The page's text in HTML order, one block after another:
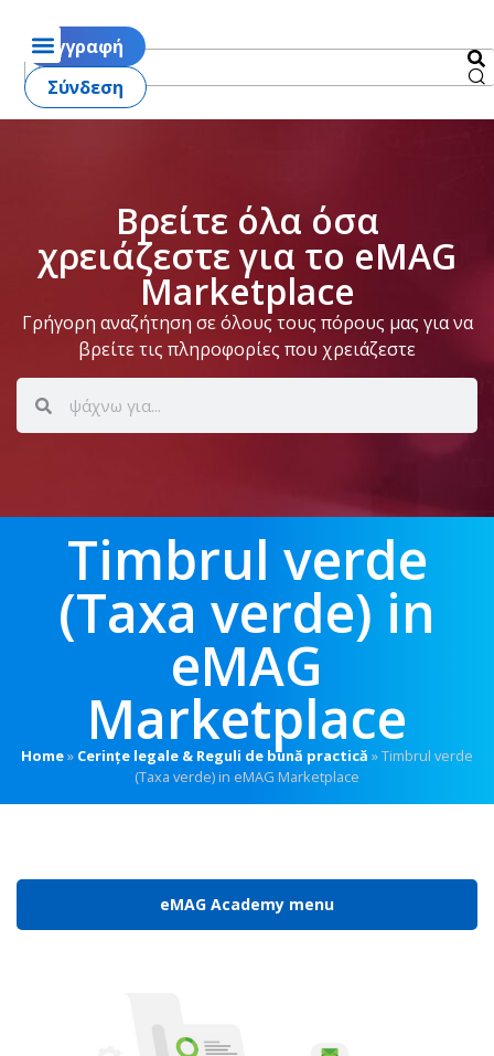
Εγγραφή
Σύνδεση
Βρείτε όλα όσα
χρειάζεστε για το eMAG
Marketplace
Γρήγορη αναζήτηση σε όλους τους πόρους μας για να
βρείτε τις πληροφορίες που χρειάζεστε
Timbrul verde
(Taxa verde) in
eMAG
Marketplace
Home» Cerințe legale & Reguli de bună practică »Timbrul verde
(Taxa verde) in eMAG Marketplace
eMAG Academy menu